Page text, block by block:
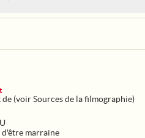
(voir Sources de la filmographie)
d'être marraine